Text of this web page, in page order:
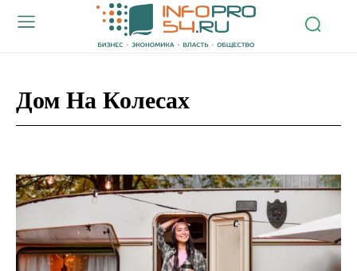
Дом На Колесах